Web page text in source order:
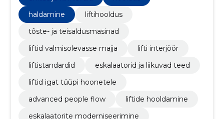
haldamine
liftihooldus
tõste- ja teisaldusmasinad
liftid valmisolevasse majja
lifti interjöör
liftistandardid
eskalaatorid ja liikuvad teed
liftid igat tüüpi hoonetele
advanced people flow
liftide hooldamine
eskalaatorite moderniseerimine